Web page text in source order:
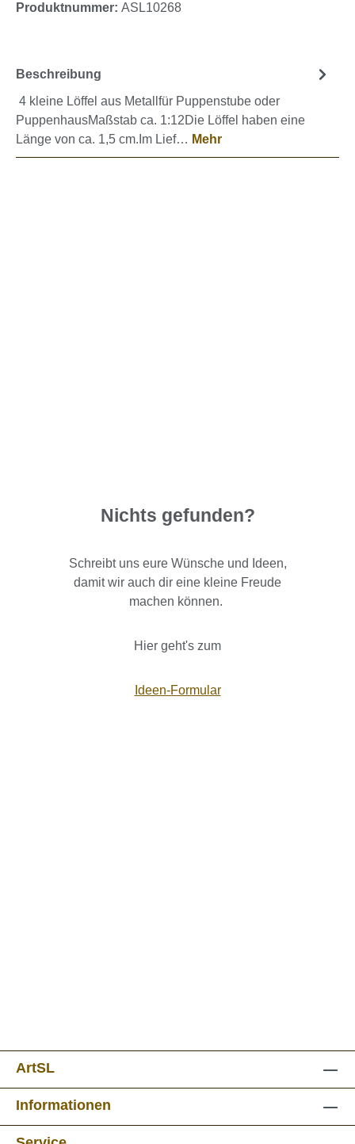
Produktnummer: ASL10268
Beschreibung
4 kleine Löffel aus Metallfür Puppenstube oder
PuppenhausMaßstab ca. 1:12Die Löffel haben eine
Länge von ca. 1,5 cm.Im Lief… Mehr
Nichts gefunden?
Schreibt uns eure Wünsche und Ideen,
damit wir auch dir eine kleine Freude
machen können.
Hier geht's zum
Ideen-Formular
ArtSL
Informationen